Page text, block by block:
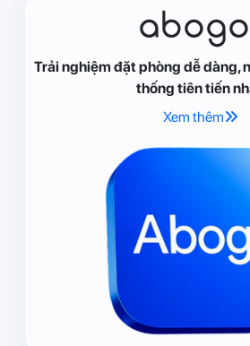
abogo
Trải nghiệm đặt phòng dễ dàng,
thống tiên tiến
Xem thêm